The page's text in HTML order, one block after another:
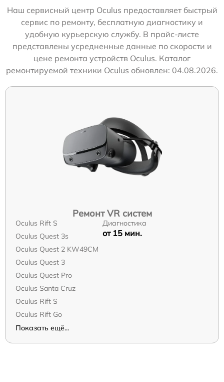
Наш сервисный центр Oculus предоставляет быстрый
сервис по ремонту, бесплатную диагностику и
удобную курьерскую службу. В прайс-листе
представлены усредненные данные по скорости и
цене ремонта устройств Oculus. Каталог
ремонтируемой техники Oculus обновлен: 04.08.2026.
Ремонт VR систем
Oculus Rift S
Oculus Quest 3s
Oculus Quest 2 KW49CM
Oculus Quest 3
Oculus Quest Pro
Oculus Santa Cruz
Oculus Rift S
Oculus Rift Go
Показать ещё...
Диагностика
от 15 мин.